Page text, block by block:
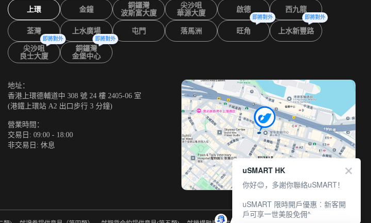
上環 金鐘
銅鑼灣
波斯富大廈
尖沙咀
華源大廈
啟德 西九龍
荃灣 上水廣場 屯門 落馬洲 旺角
即將對外
上水新豐路
即將對外
尖沙咀
良士大廈
即將對外
銅鑼灣
金堡中心
即將對外
地址：
香港上環德輔道中 308 號 24 樓 2405-06 室
(港鐵上環站 A2 出口步行 3 分鐘)
營業時間：
交易日: 09:00 - 18:00
非交易日: 休息
uSMART HK
你好😊，多謝你聯絡uSMART！
uSMART 限時開戶優惠︰新客開
戶可享一世美股免佣^